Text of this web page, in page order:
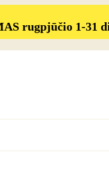
rugpjūčio 1-31